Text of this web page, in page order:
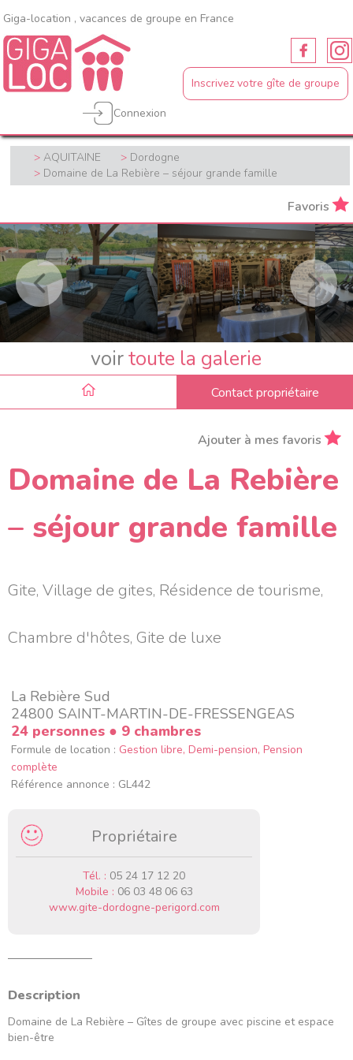
Giga-location , vacances de groupe en France
Inscrivez votre gîte de groupe
Connexion
AQUITAINE
Dordogne
Domaine de La Rebière – séjour grande famille
Favoris
voirtoute la galerie
Contact propriétaire
Ajouter à mes favoris
Domaine de La Rebière
– séjour grande famille
Gite, Village de gites, Résidence de tourisme,
Chambre d'hôtes, Gite de luxe
La Rebière Sud
24800 SAINT-MARTIN-DE-FRESSENGEAS
24 personnes ● 9 chambres
Formule de location : Gestion libre, Demi-pension, Pension
complète
Référence annonce : GL442
Propriétaire
Tél. : 05 24 17 12 20
Mobile : 06 03 48 06 63
www.gite-dordogne-perigord.com
Description
Domaine de La Rebière – Gîtes de groupe avec piscine et espace
bien-être